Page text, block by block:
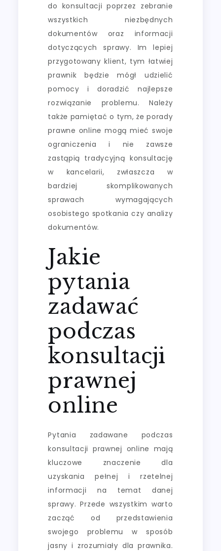
do konsultacji poprzez zebranie
wszystkich niezbędnych
dokumentów oraz informacji
dotyczących sprawy. Im lepiej
przygotowany klient, tym łatwiej
prawnik będzie mógł udzielić
pomocy i doradzić najlepsze
rozwiązanie problemu. Należy
także pamiętać o tym, że porady
prawne online mogą mieć swoje
ograniczenia i nie zawsze
zastąpią tradycyjną konsultację
w kancelarii, zwłaszcza w
bardziej skomplikowanych
sprawach wymagających
osobistego spotkania czy analizy
dokumentów.
Jakie
pytania
zadawać
podczas
konsultacji
prawnej
online
Pytania zadawane podczas
konsultacji prawnej online mają
kluczowe znaczenie dla
uzyskania pełnej i rzetelnej
informacji na temat danej
sprawy. Przede wszystkim warto
zacząć od przedstawienia
swojego problemu w sposób
jasny i zrozumiały dla prawnika.